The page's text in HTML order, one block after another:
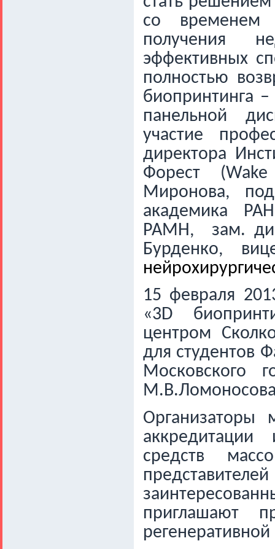
со временем
получения
эффективных
полностью
биопринтинга
панельной
участие
директора
Форест (Wake
Миронова,
академика
РАН
РАМН,
зам.
Бурденко,
15 февраля
«3D
центром
для студентов
Московского
Организаторы
аккредитации
средств
приглашают